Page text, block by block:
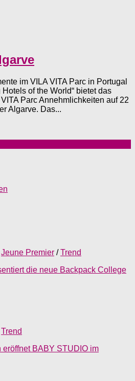
im VILA VITA Parc in Portugal
of the World“ bietet das
Parc Annehmlichkeiten auf 22
Algarve. Das...
Jeune Premier / Trend
die neue Backpack College
Trend
eröffnet BABY STUDIO im